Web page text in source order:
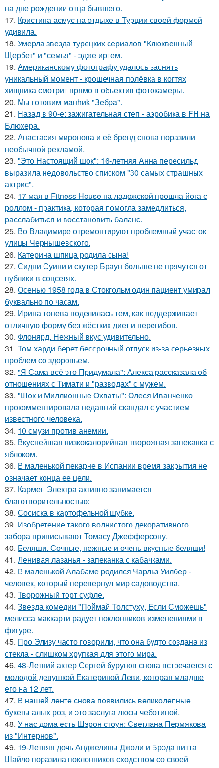
на дне рождении отца бывшего.
17. Кристина асмус на отдыхе в Турции своей формой
удивила.
18. Умерла звезда турецких сериалов "Клюквенный
Щербет" и "семья" - эдже иртем.
19. Американскому фотографу удалось заснять
уникальный момент - крошечная полёвка в когтях
хищника смотрит прямо в объектив фотокамеры.
20. Мы готовим мaнhиk "Зeбpa".
21. Назад в 90-е: зажигательная степ - аэробика в FH на
Блюхера.
22. Анастасия миронова и её бренд снова поразили
необычной рекламой.
23. "Это Настоящий шок": 16-летняя Анна пересильд
выразила недовольство списком "30 самых страшных
актрис".
24. 17 мая в Fitness House на ладожской прошла йога с
роллом - практика, которая помогла замедлиться,
расслабиться и восстановить баланс.
25. Во Владимире отремонтируют проблемный участок
улицы Чернышевского.
26. Катерина шпица родила сына!
27. Сидни Суини и скутер Браун больше не прячутся от
публики в соцсетях.
28. Осенью 1958 года в Стокгольм один пациент умирал
буквально по часам.
29. Ирина тонева поделилась тем, как поддерживает
отличную форму без жёстких диет и перегибов.
30. Флонярд. Нежный вкус удивительно.
31. Том харди берет бессрочный отпуск из-за серьезных
проблем со здоровьем.
32. "Я Сама всё это Придумала": Алекса рассказала об
отношениях с Тимати и "разводах" с мужем.
33. "Шок и Миллионные Охваты": Олеся Иванченко
прокомментировала недавний скандал с участием
известного человека.
34. 10 смузи против анемии.
35. Вкуснейшая низкокалорийная творожная запеканка с
яблоком.
36. В маленькой пекарне в Испании время закрытия не
означает конца ее цели.
37. Кармен Электра активно занимается
благотворительностью:
38. Сосиска в картофельной шубке.
39. Изобретение такого волнистого декоративного
забора приписывают Томасу Джефферсону.
40. Беляши. Сочные, нежные и очень вкусные беляши!
41. Ленивая лазанья - запеканка с кабачками.
42. В маленькой Алабаме родился Чарльз Уилбер -
человек, который перевернул мир садоводства.
43. Творожный торт суфле.
44. Звезда комедии "Поймай Толстуху, Если Сможешь"
мелисса маккарти радует поклонников изменениями в
фигуре.
45. Про Элизу часто говорили, что она будто создана из
стекла - слишком хрупкая для этого мира.
46. 48-Летний актер Сергей бурунов снова встречается с
молодой девушкой Екатериной Леви, которая младше
его на 12 лет.
47. В нашей ленте снова появились великолепные
букеты алых роз, и это заслуга люсы чеботиной.
48. У нас дома есть Шэрон стоун: Светлана Пермякова
из "Интернов".
49. 19-Летняя дочь Анджелины Джоли и Брэда питта
Шайло поразила поклонников сходством со своей